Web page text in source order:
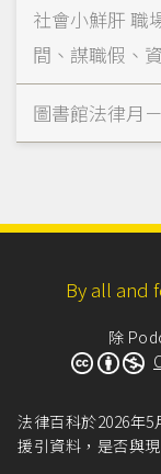
社會小鮮肝 職
間、謀職假、
圖書館法律月
By all and
除
法律百科於2026年
援引資料，是否與